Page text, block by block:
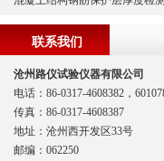
联系我们
沧州路仪试验仪器有限公司
电话：86-0317-4608382，
传真：86-0317-4608387
地址：沧州西开发区33号
邮编：062250